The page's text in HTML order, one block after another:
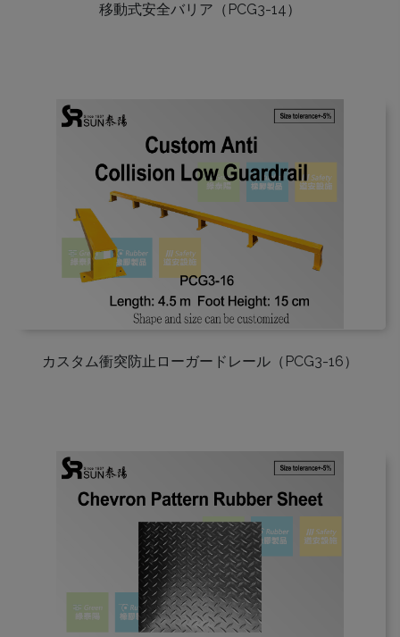
移動式安全バリア（PCG3-14）
カスタム衝突防止ローガードレール（PCG3-16）